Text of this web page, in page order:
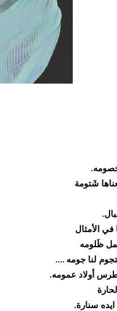
خصومه.
شَتومة
.
الأمثال
ظَلومه
لنا جومه ....
أولاد عمومه.
سنارة.